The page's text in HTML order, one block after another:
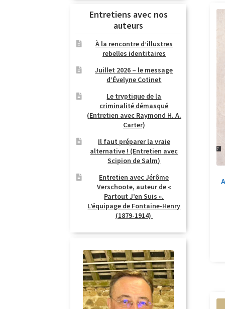
Entretiens avec nos
auteurs
À la rencontre d’illustres
rebelles identitaires
Juillet 2026 – le message
d’Évelyne Cotinet
Le tryptique de la
criminalité démasqué
(Entretien avec Raymond H. A.
Carter)
Il faut préparer la vraie
alternative ! (Entretien avec
Scipion de Salm)
Entretien avec Jérôme
Verschoote, auteur de «
Partout J’en Suis ».
L’équipage de Fontaine-Henry
(1879-1914)